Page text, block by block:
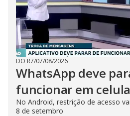
DO R7/07/08/2026
WhatsApp deve
funcionar em
No Android, restrição de acesso
8 de setembro